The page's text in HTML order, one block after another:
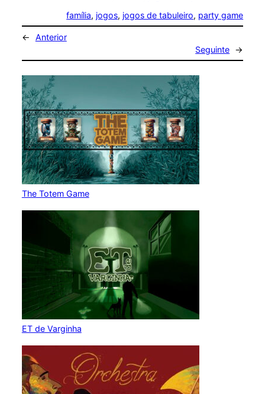
família, jogos, jogos de tabuleiro, party game
←
Anterior
Seguinte →
The Totem Game
ET de Varginha